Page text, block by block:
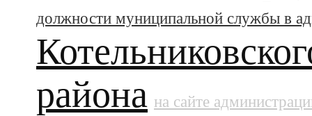
должности муниципальной службы в
района на сайте